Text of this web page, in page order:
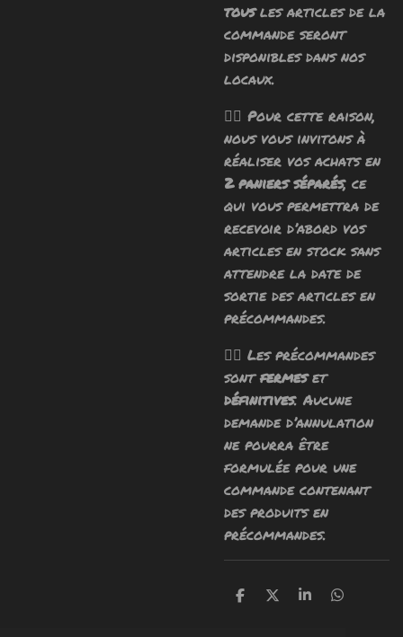
tousles articles de la
commande seront
disponibles dans nos
locaux.
🧙‍♂️ Pour cette raison,
nous vous invitons à
réaliser vos achats en
2 paniers séparés, ce
qui vous permettra de
recevoir d’abord vos
articles en stock sans
attendre la date de
sortie des articles en
précommandes.
🧙‍♂️ Les précommandes
sontfermeset
définitives. Aucune
demande d’annulation
ne pourra être
formulée pour une
commande contenant
des produits en
précommandes.
P
P
P
P